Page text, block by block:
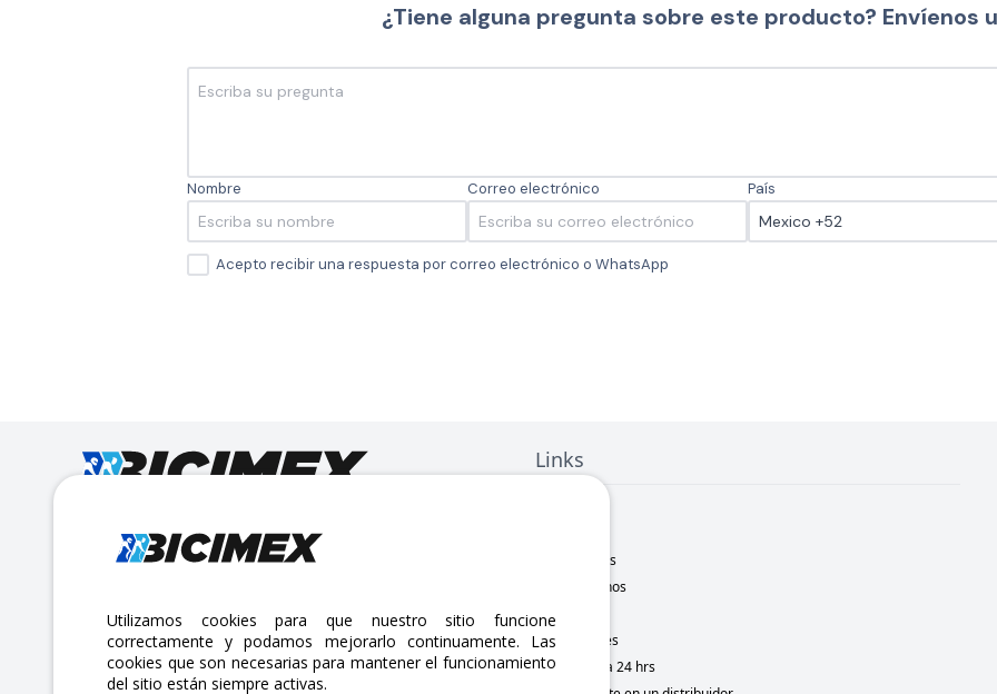
¿Tiene alguna pregunta sobre este producto? Envíenos
Nombre Correo electrónico País
Acepto recibir una respuesta por correo electrónico o WhatsApp
Calle Lago Müritz No. 30 Col. Mariano Escobedo,
atencionclientes@bicimex.com
Links
Sucursales
Contáctanos
Marcas
Novedades
Motometa 24 hrs
Utilizamos cookies para que nuestro sitio funcione
correctamente y podamos mejorarlo continuamente. Las
cookies que son necesarias para mantener el funcionamiento
del sitio están siempre activas.